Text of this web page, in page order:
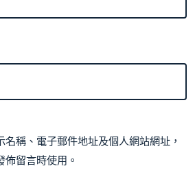
名稱、電子郵件地址及個人網站網址，
佈留言時使用。